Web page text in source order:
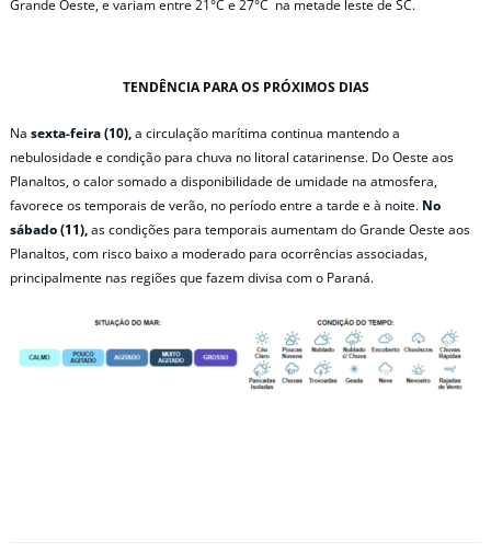
Grande Oeste, e variam entre 21°C e 27°C na metade leste de SC.
TENDÊNCIA PARA OS PRÓXIMOS DIAS
Na sexta-feira (10),a circulação marítima continua mantendo a
nebulosidade e condição para chuva no litoral catarinense. Do Oeste aos
Planaltos, o calor somado a disponibilidade de umidade na atmosfera,
favorece os temporais de verão, no período entre a tarde e à noite. No
sábado (11),as condições para temporais aumentam do Grande Oeste aos
Planaltos, com risco baixo a moderado para ocorrências associadas,
principalmente nas regiões que fazem divisa com o Paraná.